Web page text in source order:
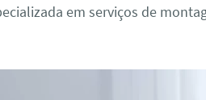
em serviços de